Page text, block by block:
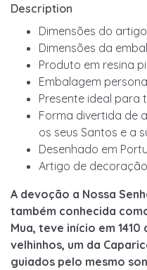
Description
Dimensões do
Dimensões da
Produto em resina
Embalagem
Presente ideal para
Forma divertida de
os seus Santos e a
Desenhado em
Artigo de
A devoção a Nossa
também conhecida
Mua, teve início em
velhinhos, um da
guiados pelo mesmo